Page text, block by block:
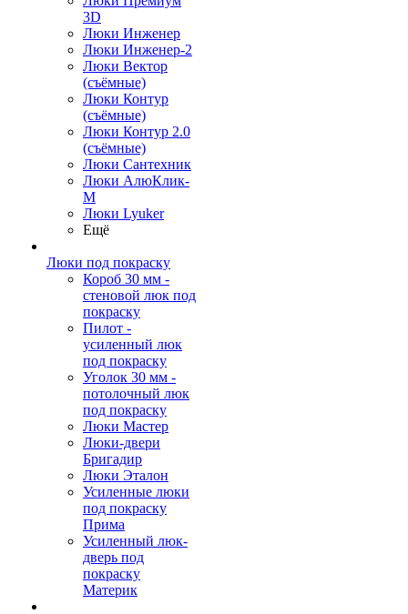
3D
Люки Инженер
Люки Инженер-2
Люки Вектор
(съёмные)
Люки Контур
(съёмные)
Люки Контур 2.0
(съёмные)
Люки Сантехник
Люки АлюКлик-
М
Люки Lyuker
Ещё
Люки под покраску
Короб 30 мм -
стеновой люк под
покраску
Пилот -
усиленный люк
под покраску
Уголок 30 мм -
потолочный люк
под покраску
Люки Мастер
Люки-двери
Бригадир
Люки Эталон
Усиленные люки
под покраску
Прима
Усиленный люк-
дверь под
покраску
Материк